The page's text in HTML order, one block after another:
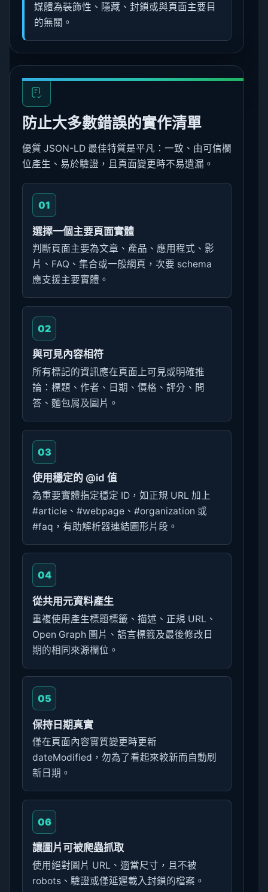
媒體為裝飾性、隱藏、封鎖或與頁面主要目
的無關。
防止大多數錯誤的實作清單
優質 JSON-LD 最佳特質是平凡：一致、由可信欄
位產生、易於驗證，且頁面變更時不易遺漏。
01
選擇一個主要頁面實體
判斷頁面主要為文章、產品、應用程式、影
片、FAQ、集合或一般網頁，次要 schema
應支援主要實體。
02
與可見內容相符
所有標記的資訊應在頁面上可見或明確推
論：標題、作者、日期、價格、評分、問
答、麵包屑及圖片。
03
使用穩定的 @id 值
為重要實體指定穩定 ID，如正規 URL 加上
#article、#webpage、#organization 或
#faq，有助解析器連結圖形片段。
04
從共用元資料產生
重複使用產生標題標籤、描述、正規 URL、
Open Graph 圖片、語言標籤及最後修改日
期的相同來源欄位。
05
保持日期真實
僅在頁面內容實質變更時更新
dateModified，勿為了看起來較新而自動刷
新日期。
06
讓圖片可被爬蟲抓取
使用絕對圖片 URL、適當尺寸，且不被
robots、驗證或僅延遲載入封鎖的檔案。